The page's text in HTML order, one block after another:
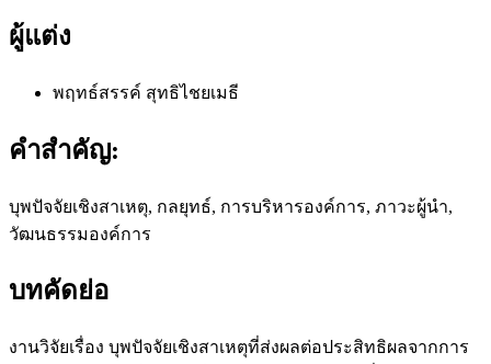
ผู้แต่ง
พฤทธ์สรรค์ สุทธิไชยเมธี
คำสำคัญ:
บุพปัจจัยเชิงสาเหตุ, กลยุทธ์, การบริหารองค์การ, ภาวะผู้นำ,
วัฒนธรรมองค์การ
บทคัดย่อ
งานวิจัยเรื่อง บุพปัจจัยเชิงสาเหตุที่ส่งผลต่อประสิทธิผลจากการ